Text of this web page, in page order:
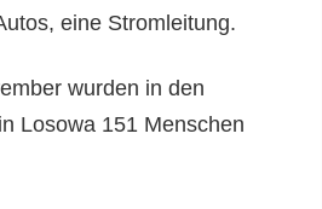
eine Stromleitung.
wurden in den
Losowa 151 Menschen